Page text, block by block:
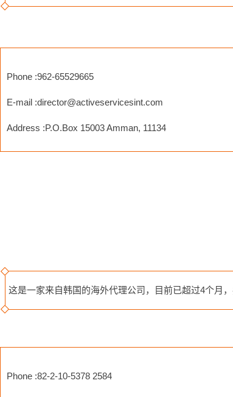
Phone :962-65529665
E-mail :director@activeservicesint.com
Address :P.O.Box 15003 Amman, 11134
这是一家来自韩国的海外代理公司，目前已超过4个月，
Phone :82-2-10-5378 2584